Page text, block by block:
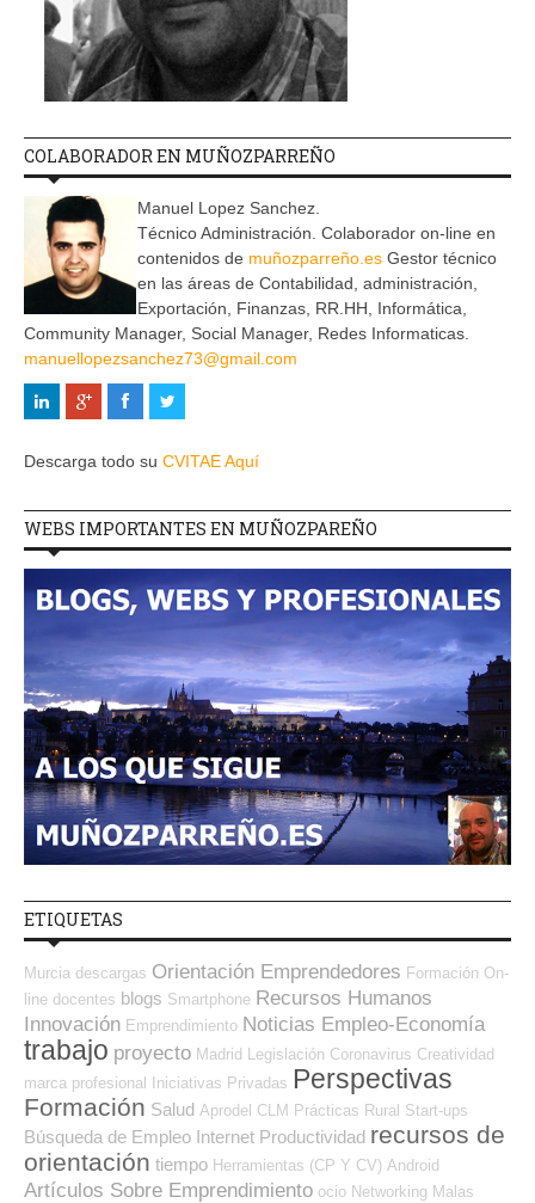
COLABORADOR EN MUÑOZPARREÑO
Manuel Lopez Sanchez.
Técnico Administración. Colaborador on-line en
contenidos de muñozparreño.es Gestor técnico
en las áreas de Contabilidad, administración,
Exportación, Finanzas, RR.HH, Informática,
Community Manager, Social Manager, Redes Informaticas.
manuellopezsanchez73@gmail.com
Descarga todo su CVITAE Aquí
WEBS IMPORTANTES EN MUÑOZPAREÑO
ETIQUETAS
Murcia descargas Orientación Emprendedores Formación On-
line docentes blogs Smartphone Recursos Humanos
Innovación Emprendimiento Noticias Empleo-Economía
trabajo proyecto Madrid Legislación Coronavirus Creatividad
marca profesional
Iniciativas Privadas Perspectivas
Formación Salud Aprodel CLM Prácticas Rural Start-ups
Búsqueda de Empleo Internet Productividad recursos de
orientación tiempo Herramientas (CP Y CV) Android
Artículos Sobre Emprendimiento ocio Networking Malas